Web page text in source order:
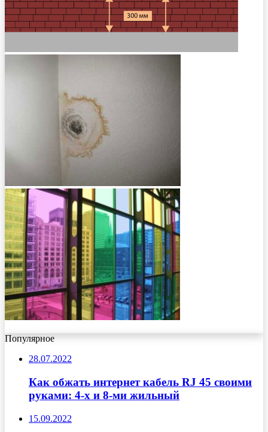
Популярное
28.07.2022
Как обжать интернет кабель RJ 45 своими
руками: 4-х и 8-ми жильный
15.09.2022